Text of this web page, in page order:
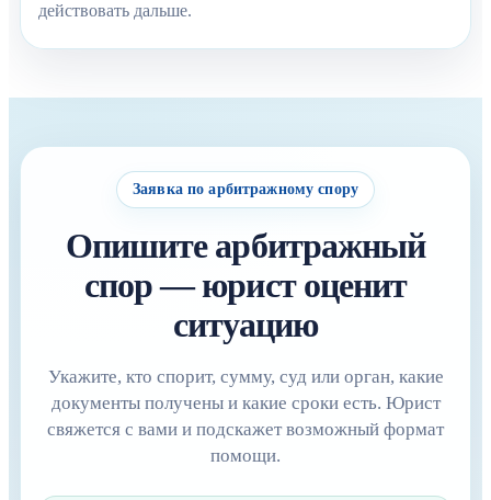
действовать дальше.
Заявка по арбитражному спору
Опишите арбитражный
спор — юрист оценит
ситуацию
Укажите, кто спорит, сумму, суд или орган, какие
документы получены и какие сроки есть. Юрист
свяжется с вами и подскажет возможный формат
помощи.